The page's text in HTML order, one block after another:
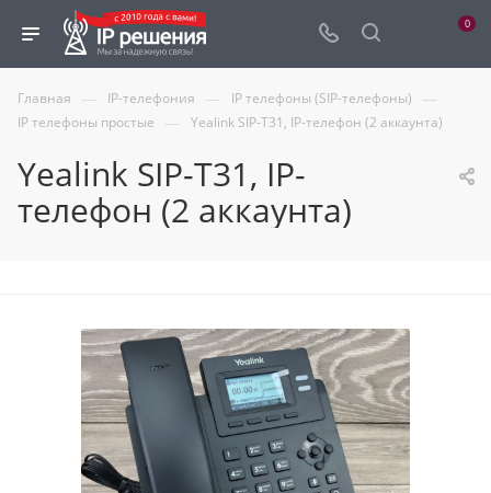
0
Главная — IP-телефония — IP телефоны (SIP-телефоны) —
IP телефоны простые — Yealink SIP-T31, IP-телефон (2 аккаунта)
Yealink SIP-T31, IP-
телефон (2 аккаунта)